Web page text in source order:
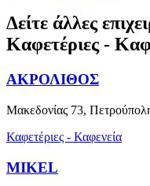
Δείτε άλλες
Καφετέριες -
ΑΚΡΟΛΙΘΟΣ
Μακεδονίας 73,
Καφετέριες - Καφενεία
MIKEL